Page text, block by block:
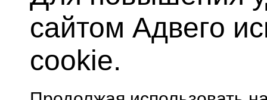
сайтом Адвего
cookie.